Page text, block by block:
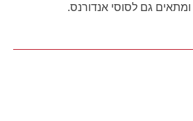
ומתאים גם לסוסי אנדורנס.